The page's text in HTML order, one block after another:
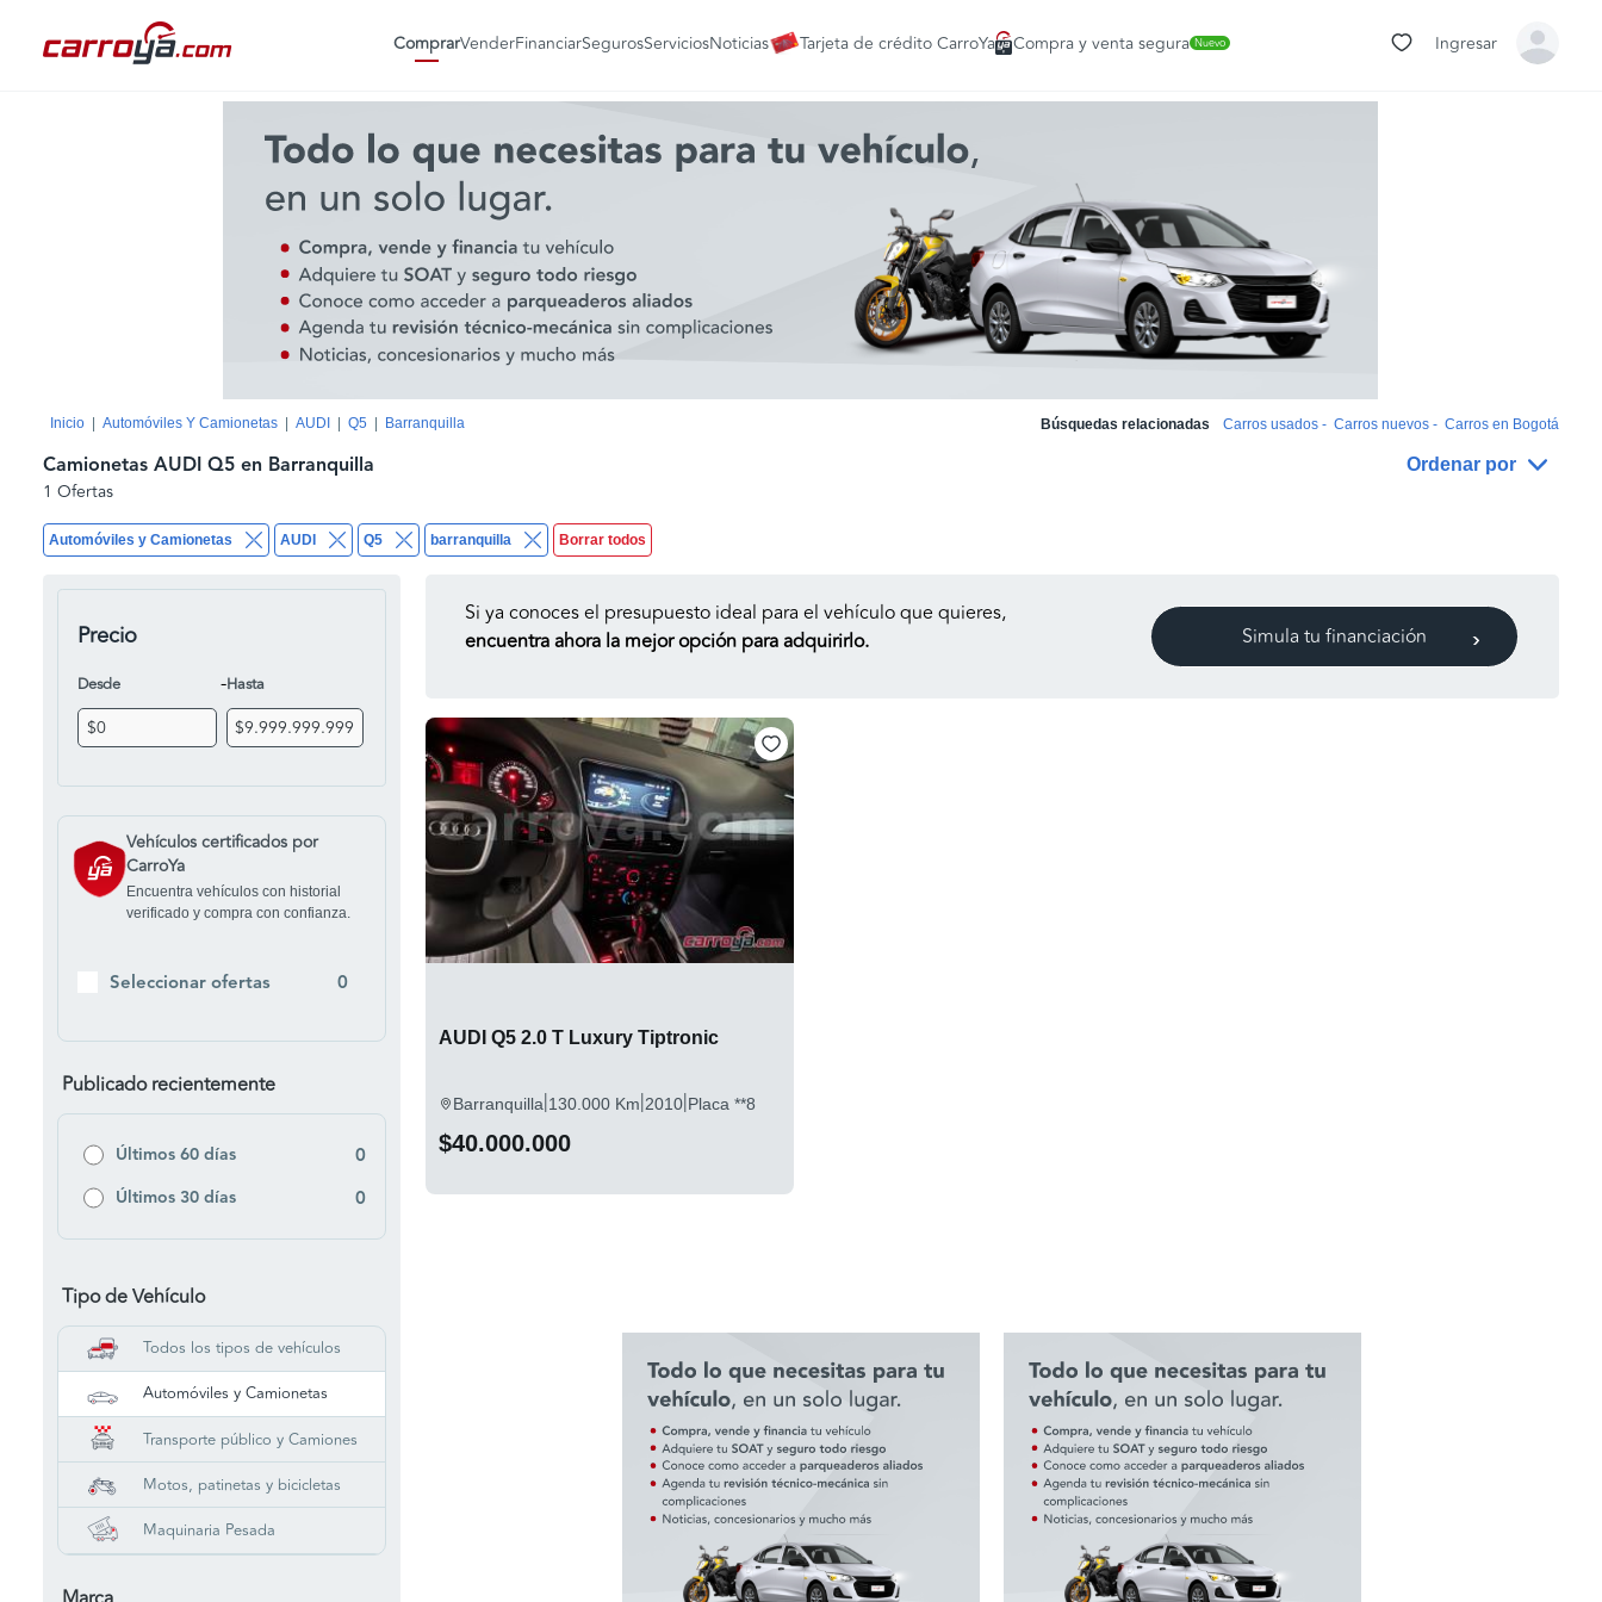
ComprarVenderFinanciarSegurosServiciosNoticias Tarjeta de crédito CarroYa Compra y venta segura Nuevo Ingresar
Inicio Automóviles Y Camionetas AUDI Q5 Barranquilla Búsquedas relacionadas Carros usados - Carros nuevos - Carros en Bogotá
Automóviles y Camionetas AUDI Q5 barranquilla Borrar todos
Camionetas AUDI Q5 en Barranquilla Ordenar por
1 Ofertas
Precio
Desde -Hasta
Vehículos certificados por
CarroYa
Encuentra vehículos con historial
verificado y compra con confianza.
Seleccionar ofertas 0
Publicado recientemente
Últimos 60 días 0
Últimos 30 días 0
Tipo de Vehículo
Todos los tipos de vehículos
Automóviles y Camionetas
Transporte público y Camiones
Motos, patinetas y bicicletas
Maquinaria Pesada
Si ya conoces el presupuesto ideal para el vehículo que quieres,
encuentra ahora la mejor opción para adquirirlo.
Simula tu financiación
AUDI Q5 2.0 T Luxury Tiptronic
Barranquilla|130.000 Km|2010|Placa **8
$40.000.000